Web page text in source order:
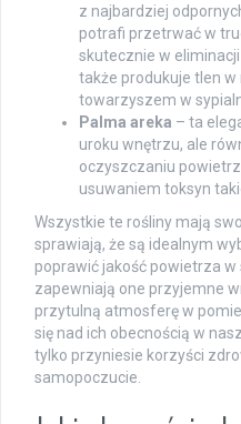
z najbardziej
potrafi przetrwać w
skutecznie w
także produkuje tlen w
towarzyszem w
Palma areka – ta
uroku wnętrzu, ale
oczyszczaniu
usuwaniem toksyn
Wszystkie te rośliny mają
sprawiają, że są idealnym
poprawić jakość powietrza
zapewniają one przyjemne
przytulną atmosferę w
się nad ich obecnością w
tylko przyniesie korzyści
samopoczucie.